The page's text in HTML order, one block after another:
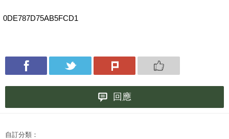
0DE787D75AB5FCD1
回應
自訂分類：